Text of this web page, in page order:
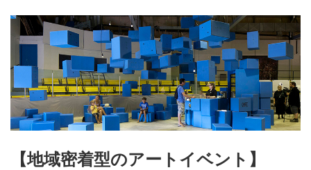
【地域密着型のアートイベント】